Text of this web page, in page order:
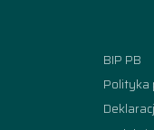
BIP PB
Polityka